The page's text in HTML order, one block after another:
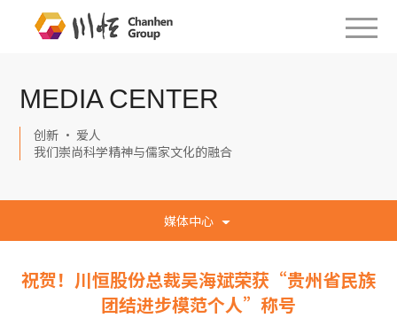
MEDIA CENTER
创新 · 爱人
我们崇尚科学精神与儒家文化的融合
媒体中心
祝贺！川恒股份总裁吴海斌荣获“贵州省民族
团结进步模范个人”称号